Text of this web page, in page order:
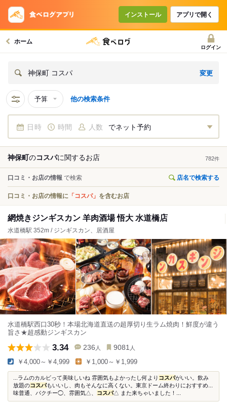
インストール アプリで開く
ホーム
ログイン
神保町 コスパ 変更
予算 他の検索条件
日時 時間 人数 でネット予約
神保町のコスパに関するお店 782件
口コミ・お店の情報 で検索 店名で検索する
口コミ・お店の情報に 「コスパ」 を含むお店
網焼きジンギスカン 羊肉酒場 悟大 水道橋店
水道橋駅 352m / ジンギスカン、居酒屋
水道橋駅西口30秒！本場北海道直送の超厚切り生ラム焼肉！鮮度が違う
旨さ★超感動ジンギスカン
3.34 236 人 9081 人
￥4,000～￥4,999 ￥1,000～￥1,999
...ラムのカルビって美味しいね 雰囲気もよかったし何より コスパがいい。飲み
放題のコスパもいいし、肉もそんなに高くない。東京ドーム終わりにおすすめ...
味普通、パクチー◯、雰囲気△、 コスパ△ また来ちゃいました！...